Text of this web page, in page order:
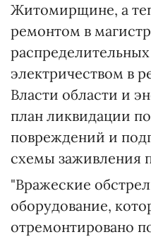
Житомирщине, а
ремонтом в
электричеством в
Власти области и
план ликвидации
повреждений и
схемы заживления
"Вражеские
оборудование,
отремонтировано